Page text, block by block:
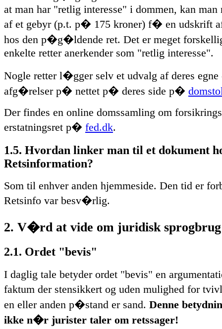
at man har "retlig interesse" i dommen, kan man
af et gebyr (p.t. p� 175 kroner) f� en udskrift
hos den p�g�ldende ret. Det er meget
enkelte retter anerkender som "retlig interesse".
Nogle retter l�gger selv et udvalg af deres egne
afg�relser p� nettet p� deres side p�
Der findes en online domssamling om
erstatningsret p� fed.dk.
1.5. Hvordan linker man til et dokument
Retsinformation?
Som til enhver anden hjemmeside. Den tid er
Retsinfo var besv�rlig.
2. V�rd at vide om juridisk sprogbrug
2.1. Ordet "bevis"
I daglig tale betyder ordet "bevis" en
faktum der stensikkert og uden mulighed for
en eller anden p�stand er sand. Denne
ikke n�r jurister taler om retssager!